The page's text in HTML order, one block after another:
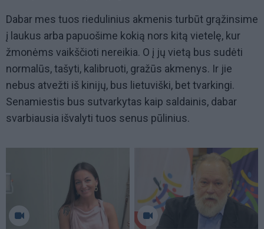
Dabar mes tuos riedulinius akmenis turbūt grąžinsime
į laukus arba papuošime kokią nors kitą vietelę, kur
žmonėms vaikščioti nereikia. O į jų vietą bus sudėti
normalūs, tašyti, kalibruoti, gražūs akmenys. Ir jie
nebus atvežti iš kinijų, bus lietuviški, bet tvarkingi.
Senamiestis bus sutvarkytas kaip saldainis, dabar
svarbiausia išvalyti tuos senus pūlinius.